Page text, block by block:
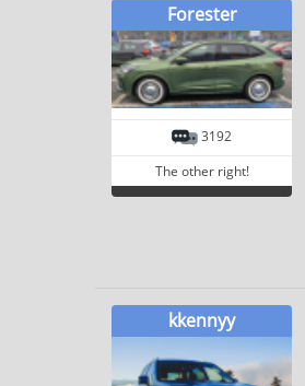
Forester
3192
The other right!
kkennyy